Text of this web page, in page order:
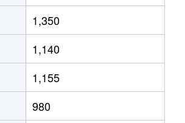
1,350
1,140
1,155
980